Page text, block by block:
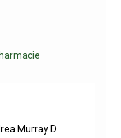
Murray D.